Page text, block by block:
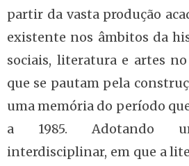
partir da vasta produção
existente nos âmbitos da
sociais, literatura e artes no
que se pautam pela
uma memória do período
a 1985. Adotando
interdisciplinar, em que a